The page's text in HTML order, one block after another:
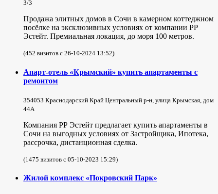
3/3
Продажа элитных домов в Сочи в камерном коттеджном
посёлке на эксклюзивных условиях от компании РР
Эстейт. Премиальная локация, до моря 100 метров.
(452 визитов с 26-10-2024 13:52)
Апарт-отель «Крымский» купить апартаменты с
ремонтом
354053 Краснодарский Край Центральный р-н, улица Крымская, дом
44А
Компания РР Эстейт предлагает купить апартаменты в
Сочи на выгодных условиях от Застройщика, Ипотека,
рассрочка, дистанционная сделка.
(1475 визитов с 05-10-2023 15:29)
Жилой комплекс «Покровский Парк»